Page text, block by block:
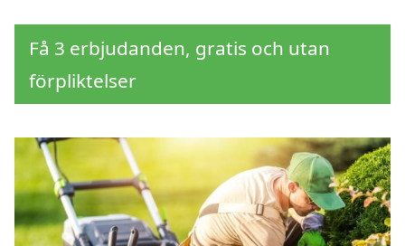
Få 3 erbjudanden, gratis och utan
förpliktelser